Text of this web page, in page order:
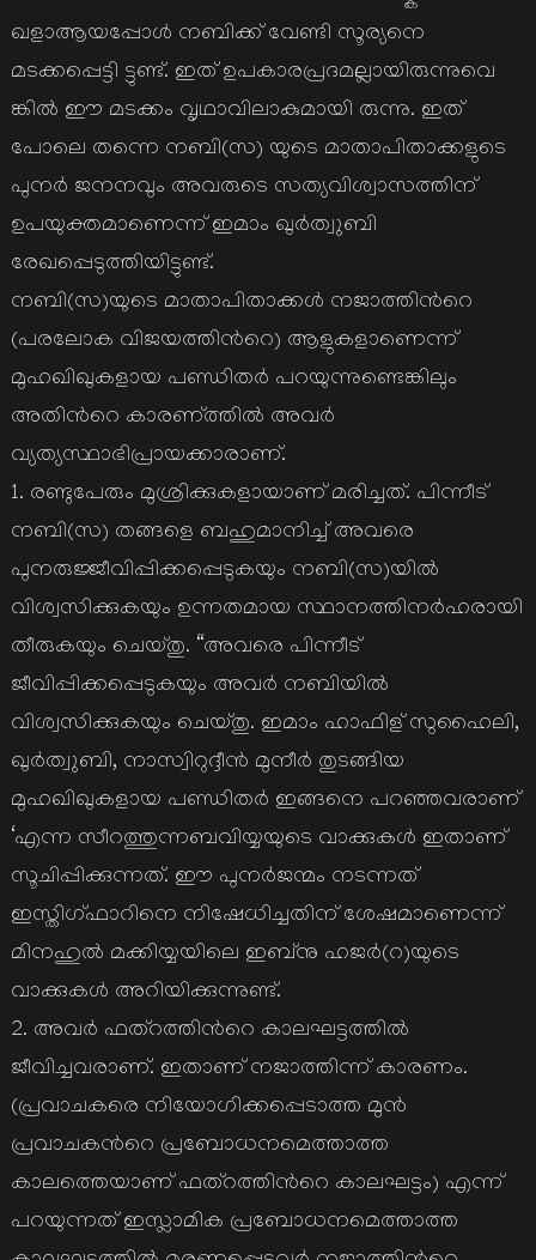
ഖളാആയപ്പോള്‍ നബിക്ക് വേണ്ടി സൂര്യനെ
മടക്കപ്പെട്ടി ട്ടുണ്ട്. ഇത് ഉപകാരപ്രദമല്ലായിരുന്നുവെ
ങ്കില്‍ ഈ മടക്കം വൃഥാവിലാകുമായി രുന്നു. ഇത്
പോലെ തന്നെ നബി(സ) യുടെ മാതാപിതാക്കളുടെ
പുനര്‍ ജനനവും അവരുടെ സത്യവിശ്വാസത്തിന്
ഉപയുക്തമാണെന്ന് ഇമാം ഖുര്‍ത്വുബി
രേഖപ്പെടുത്തിയിട്ടുണ്ട്.
നബി(സ)യുടെ മാതാപിതാക്കള്‍ നജാത്തിന്‍റെ
(പരലോക വിജയത്തിന്‍റെ) ആളുകളാണെന്ന്
മുഹഖിഖുകളായ പണ്ഡിതര്‍ പറയുന്നുണ്ടെങ്കിലും
അതിന്‍റെ കാരണ്ത്തില്‍ അവര്‍
വ്യത്യസ്ഥാഭിപ്രായക്കാരാണ്.
1. രണ്ടുപേരും മുശ്രിക്കുകളായാണ് മരിച്ചത്. പിന്നീട്
നബി(സ) തങ്ങളെ ബഹുമാനിച്ച് അവരെ
പുനരുജ്ജീവിപ്പിക്കപ്പെടുകയും നബി(സ)യില്‍
വിശ്വസിക്കുകയും ഉന്നതമായ സ്ഥാനത്തിനര്‍ഹരായി
തീരുകയും ചെയ്തു. “അവരെ പിന്നീട്
ജീവിപ്പിക്കപ്പെടുകയും അവര്‍ നബിയില്‍
വിശ്വസിക്കുകയും ചെയ്തു. ഇമാം ഹാഫിള് സുഹൈലി,
ഖുര്‍ത്വുബി, നാസ്വിറുദ്ദീന്‍ മുനീര്‍ തുടങ്ങിയ
മുഹഖിഖുകളായ പണ്ഡിതര്‍ ഇങ്ങനെ പറഞ്ഞവരാണ്
‘എന്ന സീറത്തുന്നബവിയ്യയുടെ വാക്കുകള്‍ ഇതാണ്
സൂചിപ്പിക്കുന്നത്. ഈ പുനര്‍ജന്മം നടന്നത്
ഇസ്തിഗ്ഫാറിനെ നിഷേധിച്ചതിന് ശേഷമാണെന്ന്
മിനഹുല്‍ മക്കിയ്യയിലെ ഇബ്നു ഹജര്‍(റ)യുടെ
വാക്കുകള്‍ അറിയിക്കുന്നുണ്ട്.
2. അവര്‍ ഫത്റത്തിന്‍റെ കാലഘട്ടത്തില്‍
ജീവിച്ചവരാണ്. ഇതാണ് നജാത്തിന്ന് കാരണം.
(പ്രവാചകരെ നിയോഗിക്കപ്പെടാത്ത മുന്‍
പ്രവാചകന്‍റെ പ്രബോധനമെത്താത്ത
കാലത്തെയാണ് ഫത്റത്തിന്‍റെ കാലഘട്ടം) എന്ന്
പറയുന്നത് ഇസ്ലാമിക പ്രബോധനമെത്താത്ത